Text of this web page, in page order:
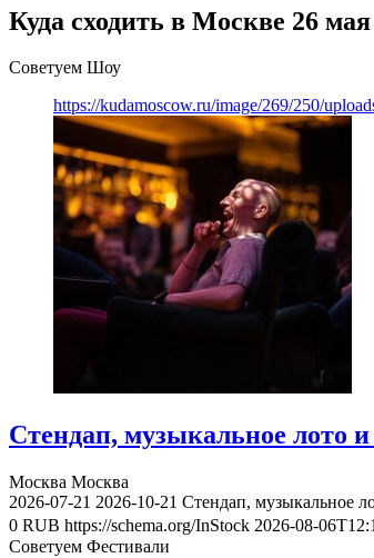
Куда сходить в Москве 26 мая
Советуем Шоу
https://kudamoscow.ru/image/269/250/
Стендап, музыкальное лото
Москва Москва
2026-07-21 2026-10-21 Стендап, музыкальное
0 RUB https://schema.org/InStock 2026-08-
Советуем Фестивали